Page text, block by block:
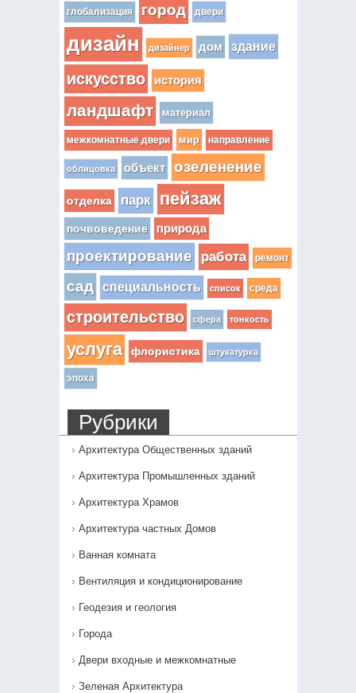
глобализация город двери
дизайн дизайнер дом здание
искусство история
ландшафт материал
межкомнатные двери мир направление
облицовка объект озеленение
отделка парк пейзаж
почвоведение природа
проектирование работа ремонт
сад специальность список среда
строительство сфера тонкость
услуга флористика штукатурка
эпоха
Рубрики
Архитектура Общественных зданий
Архитектура Промышленных зданий
Архитектура Храмов
Архитектура частных Домов
Ванная комната
Вентиляция и кондиционирование
Геодезия и геология
Города
Двери входные и межкомнатные
Зеленая Архитектура